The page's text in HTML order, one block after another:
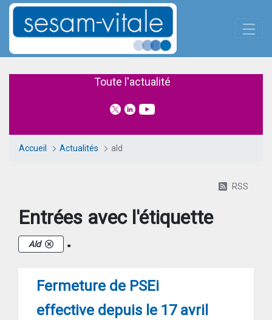
Saut au contenu principal
Toute l'actualité
Accueil Actualités ald
RSS
Entrées avec l'étiquette
Ald .
Fermeture de PSEi
effective depuis le 17 avril
Panneau de gestion des cookies